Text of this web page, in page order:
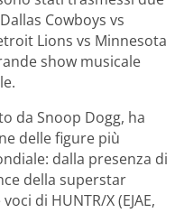
Cowboys vs
Lions vs Minnesota
show musicale
da Snoop Dogg, ha
delle figure più
dalla presenza di
della superstar
di HUNTR/X (EJAE,